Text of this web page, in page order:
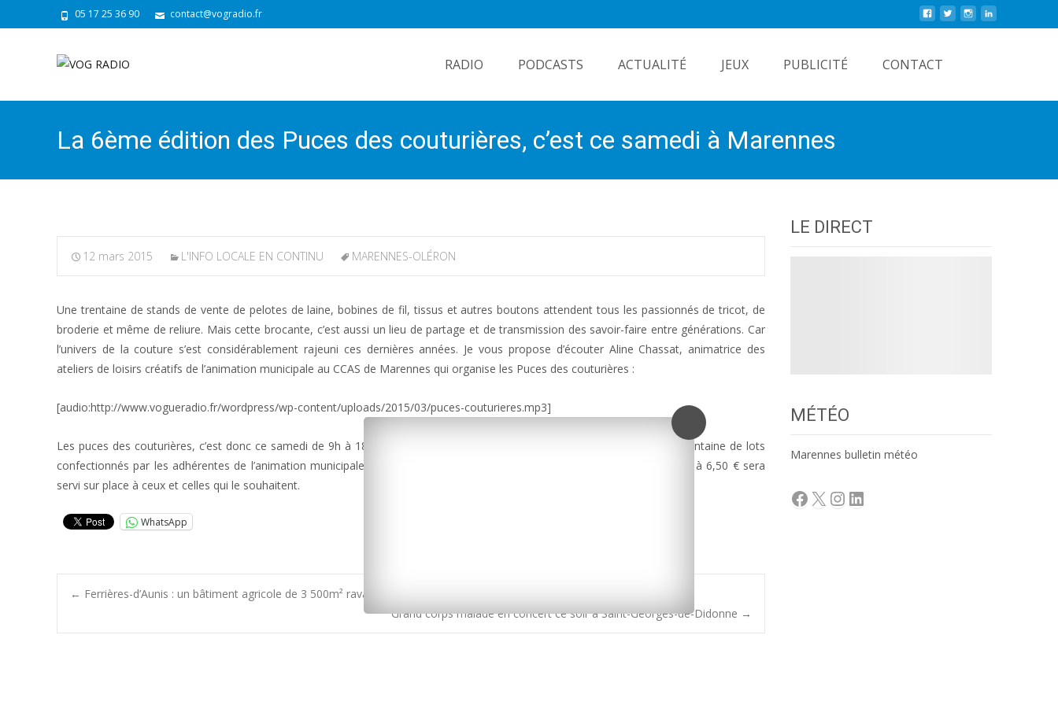
05 17 25 36 90 contact@vogradio.fr
RADIO PODCASTS ACTUALITÉ JEUX PUBLICITÉ CONTACT
La 6ème édition des Puces des couturières, c’est ce samedi à Marennes
12 mars 2015 L'INFO LOCALE EN CONTINU MARENNES-OLÉRON
Une trentaine de stands de vente de pelotes de laine, bobines de fil, tissus et autres boutons attendent tous les passionnés de tricot, de
broderie et même de reliure. Mais cette brocante, c’est aussi un lieu de partage et de transmission des savoir-faire entre générations. Car
l’univers de la couture s’est considérablement rajeuni ces dernières années. Je vous propose d’écouter Aline Chassat, animatrice des
ateliers de loisirs créatifs de l’animation municipale au CCAS de Marennes qui organise les Puces des couturières :
[audio:http://www.vogueradio.fr/wordpress/wp-content/uploads/2015/03/puces-couturieres.mp3]
Les puces des couturières, c’est donc ce samedi de 9h à 18h au centre d’animations et de loisirs de Marennes. Une cinquantaine de lots
confectionnés par les adhérentes de l’animation municipale seront à gagner lors d’une tombola. A noter enfin qu’un repas à 6,50 € sera
servi sur place à ceux et celles qui le souhaitent.
WhatsApp
Post
← Ferrières-d’Aunis : un bâtiment agricole de 3 500m² ravagé par un incendie cette nuit
Grand corps malade en concert ce soir à Saint-Georges-de-Didonne →
LE DIRECT
MÉTÉO
Marennes bulletin météo
Facebook
X Instagram
LinkedIn